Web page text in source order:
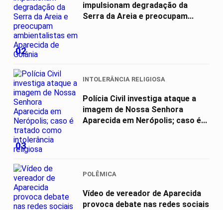
02
impulsionam degradação da
Serra da Areia e preocupam...
03
INTOLERÂNCIA RELIGIOSA
Polícia Civil investiga ataque a
imagem de Nossa Senhora
Aparecida em Nerópolis; caso é...
POLÊMICA
Vídeo de vereador de Aparecida
provoca debate nas redes sociais